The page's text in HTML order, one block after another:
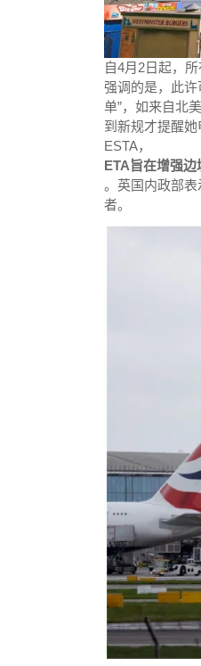
自4月2日起，
强调的是，此
单”，如来自北
到新规才提醒
ESTA，
ETA旨在增强边
。英国内政部
者。